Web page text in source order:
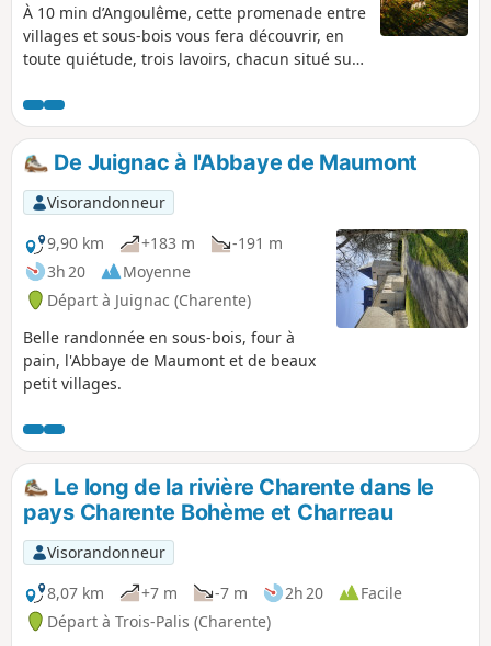
À 10 min d’Angoulême, cette promenade entre
villages et sous-bois vous fera découvrir, en
toute quiétude, trois lavoirs, chacun situé sur
naissance à Dirac.
De Juignac à l'Abbaye de Maumont
Visorandonneur
9,90 km
+183 m
-191 m
3h 20
Moyenne
Départ à Juignac (Charente)
Belle randonnée en sous-bois, four à
pain, l'Abbaye de Maumont et de beaux
petit villages.
Le long de la rivière Charente dans le
pays Charente Bohème et Charreau
Visorandonneur
8,07 km
+7 m -7 m 2h 20
Facile
Départ à Trois-Palis (Charente)